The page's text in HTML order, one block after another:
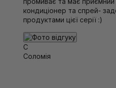
кондиціонер та спрей-
продуктами цієї серії :)
С
Соломія